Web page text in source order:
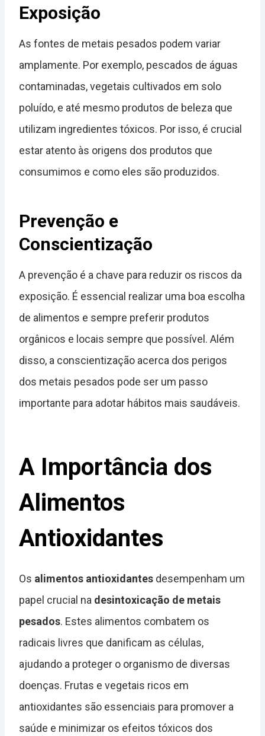
Exposição
As fontes de metais pesados podem variar
amplamente. Por exemplo, pescados de águas
contaminadas, vegetais cultivados em solo
poluído, e até mesmo produtos de beleza que
utilizam ingredientes tóxicos. Por isso, é crucial
estar atento às origens dos produtos que
consumimos e como eles são produzidos.
Prevenção e
Conscientização
A prevenção é a chave para reduzir os riscos da
exposição. É essencial realizar uma boa escolha
de alimentos e sempre preferir produtos
orgânicos e locais sempre que possível. Além
disso, a conscientização acerca dos perigos
dos metais pesados pode ser um passo
importante para adotar hábitos mais saudáveis.
A Importância dos
Alimentos
Antioxidantes
Os alimentos antioxidantes desempenham um
papel crucial na desintoxicação de metais
pesados. Estes alimentos combatem os
radicais livres que danificam as células,
ajudando a proteger o organismo de diversas
doenças. Frutas e vegetais ricos em
antioxidantes são essenciais para promover a
saúde e minimizar os efeitos tóxicos dos